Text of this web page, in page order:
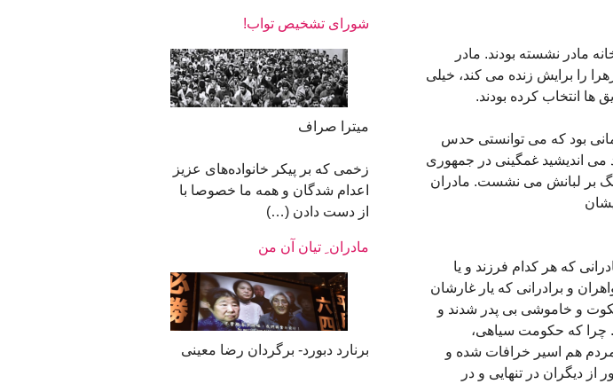
مادر نشسته بودند. مادر
را برایش زنده می کند، خیلی
ها انتخاب کرده بودند.
بود که می توانستی حدس
می اندیشید غمگینی در جمهوری
بر لبانش می نشست. مادران
که هر کدام فرزند و یا
و خواهران و برادرانی که یار غارشان
و خاموشی بی پدر شدند و
چرا که حکومت سیاهی،
مردم هم اسیر خرافات شده و
از دیگران در تنهایی و در
شورای تشخیص تواب!
میترا صراف
زخمی که بر پیکر خانواده‌های عزیز
اعدام شدگان و همه ما خصوصا با
از دست دادن (…)
مادران ِ تیان آن من
برنارد دبورد- برگردان رضا معینی